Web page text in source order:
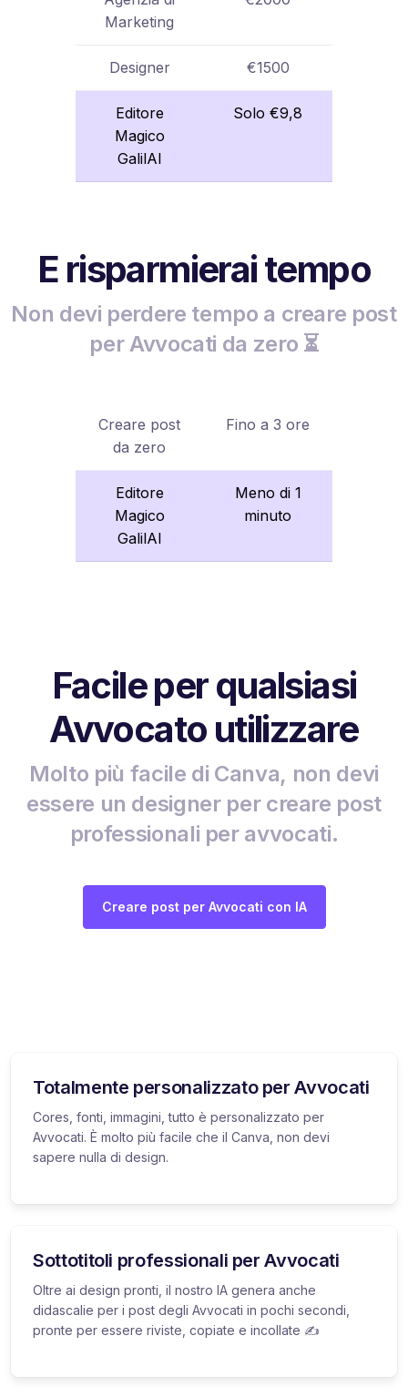
Marketing
Designer €1500
Editore
Magico
GalilAI
Solo €9,8
E risparmierai tempo
Non devi perdere tempo a creare post
per Avvocati da zero ⏳
Creare post
da zero
Fino a 3 ore
Editore
Magico
GalilAI
Meno di 1
minuto
Facile per qualsiasi
Avvocato utilizzare
Molto più facile di Canva, non devi
essere un designer per creare post
professionali per avvocati.
Creare post per Avvocati con IA
Totalmente personalizzato per Avvocati
Cores, fonti, immagini, tutto è personalizzato per
Avvocati. È molto più facile che il Canva, non devi
sapere nulla di design.
Sottotitoli professionali per Avvocati
Oltre ai design pronti, il nostro IA genera anche
didascalie per i post degli Avvocati in pochi secondi,
pronte per essere riviste, copiate e incollate ✍️